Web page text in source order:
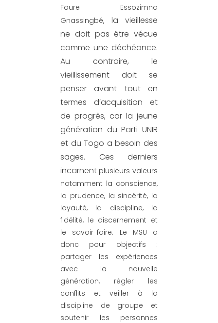
Faure Essozimna
Gnassingbé, la vieillesse
ne doit pas être vécue
comme une déchéance.
Au contraire, le
vieillissement doit se
penseravant tout en
termes d’acquisition et
de progrès, car la jeune
génération du Parti UNIR
et du Togo a besoin des
sages. Ces derniers
incarnent plusieurs valeurs
notamment la conscience,
la prudence, la sincérité, la
loyauté, la discipline, la
fidélité, le discernement et
le savoir-faire. Le MSU a
donc pour objectifs :
partager les expériences
avec la nouvelle
génération, régler les
conflits et veiller à la
discipline de groupe et
soutenir les personnes